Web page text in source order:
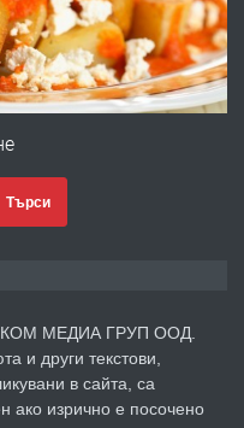
преди 1 година
"По стъпките на Ангел
преди 1 година
Търси
МЕДИА ГРУП ООД.
и други текстови,
в сайта, са
ако изрично е посочено